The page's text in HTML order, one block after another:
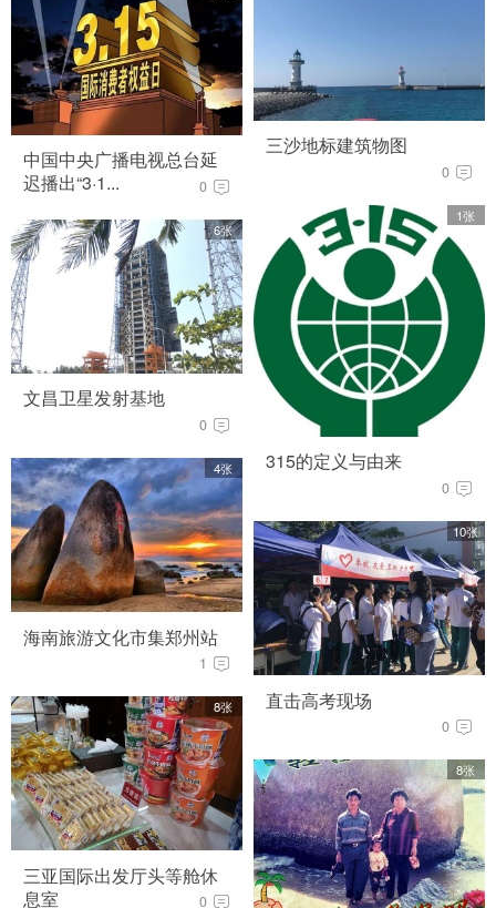
中国中央广播电视总台延
迟播出“3·1...
0
6张
文昌卫星发射基地
0
4张
海南旅游文化市集郑州站
1
8张
三亚国际出发厅头等舱休
息室
0
三沙地标建筑物图
0
1张
315的定义与由来
0
10张
直击高考现场
0
8张